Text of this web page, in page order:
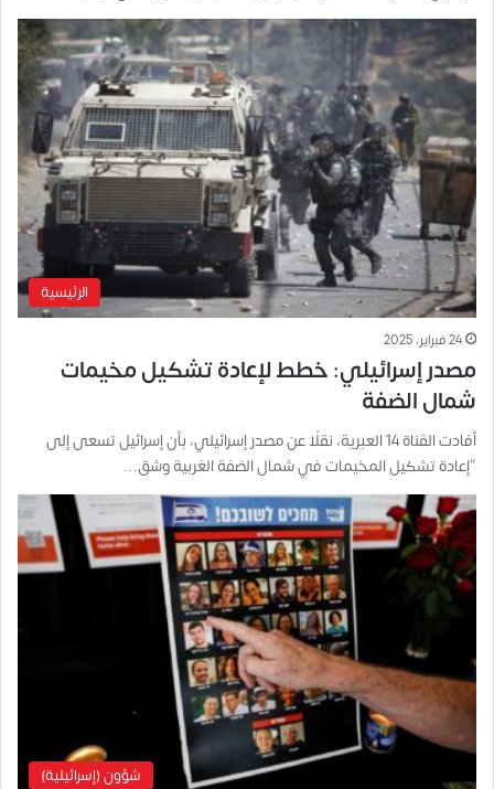
الرئيسية
24 فبراير، 2025
مصدر إسرائيلي: خطط لإعادة تشكيل مخيمات
شمال الضفة
أفادت القناة 14 العبرية، نقلًا عن مصدر إسرائيلي، بأن إسرائيل تسعى إلى
“إعادة تشكيل المخيمات في شمال الضفة الغربية وشق…
شؤون (إسرائيلية)